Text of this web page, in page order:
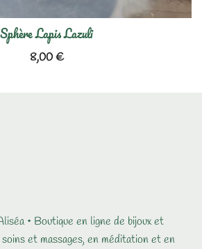
Sphère Lapis Lazuli
8,00€
• Boutique en ligne de bijoux et
soins et massages, en méditation et en